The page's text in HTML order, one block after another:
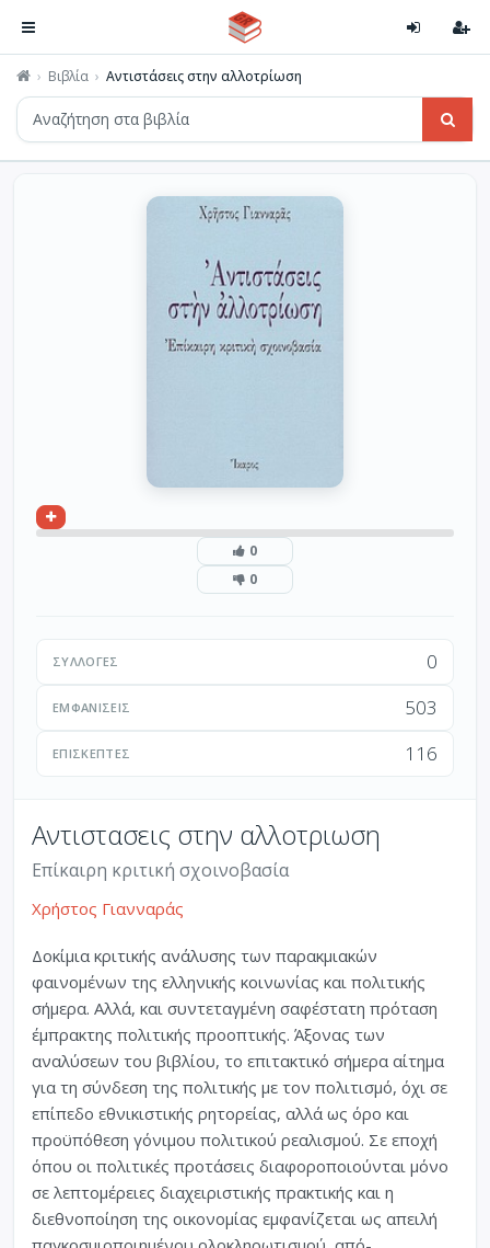
Βιβλία Αντιστάσεις στην αλλοτρίωση
0
0
ΣΥΛΛΟΓΈΣ 0
ΕΜΦΑΝΊΣΕΙΣ 503
ΕΠΙΣΚΈΠΤΕΣ 116
Αντιστασεις στην αλλοτριωση
Επίκαιρη κριτική σχοινοβασία
Χρήστος Γιανναράς
Δοκίμια κριτικής ανάλυσης των παρακμιακών
φαινομένων της ελληνικής κοινωνίας και πολιτικής
σήμερα. Αλλά, και συντεταγμένη σαφέστατη πρόταση
έμπρακτης πολιτικής προοπτικής. Άξονας των
αναλύσεων του βιβλίου, το επιτακτικό σήμερα αίτημα
για τη σύνδεση της πολιτικής με τον πολιτισμό, όχι σε
επίπεδο εθνικιστικής ρητορείας, αλλά ως όρο και
προϋπόθεση γόνιμου πολιτικού ρεαλισμού. Σε εποχή
όπου οι πολιτικές προτάσεις διαφοροποιούνται μόνο
σε λεπτομέρειες διαχειριστικής πρακτικής και η
διεθνοποίηση της οικονομίας εμφανίζεται ως απειλή